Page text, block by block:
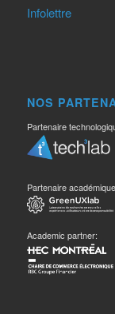
Infolettre
NOS
Partenaire
Partenaire
Academic partner: